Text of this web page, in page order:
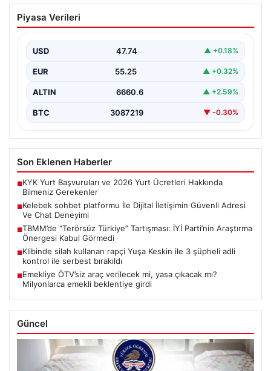
Kelebek sohbet platformu İle Dijital
İletişimin Güvenli Adresi Ve Chat
İnternet çağında insanların güvenli bir biçimde bağlantı
Piyasa Verileri
USD 47.74 ▲ +0.18%
EUR 55.25 ▲ +0.32%
ALTIN 6660.6 ▲ +2.59%
BTC 3087219 ▼ -0.30%
Son Eklenen Haberler
■KYK Yurt Başvuruları ve 2026 Yurt Ücretleri Hakkında
Bilmeniz Gerekenler
■Kelebek sohbet platformu İle Dijital İletişimin Güvenli Adresi
Ve Chat Deneyimi
■TBMM’de “Terörsüz Türkiye” Tartışması: İYİ Parti’nin Araştırma
Önergesi Kabul Görmedi
■Klibinde silah kullanan rapçi Yuşa Keskin ile 3 şüpheli adli
kontrol ile serbest bırakıldı
■Emekliye ÖTV’siz araç verilecek mi, yasa çıkacak mı?
Milyonlarca emekli beklentiye girdi
Güncel